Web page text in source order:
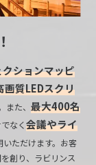
ションマッピ
画質LEDスクリ
また、最大400名
なく会議やライ
ただけます。お客
創り、ラビリンス